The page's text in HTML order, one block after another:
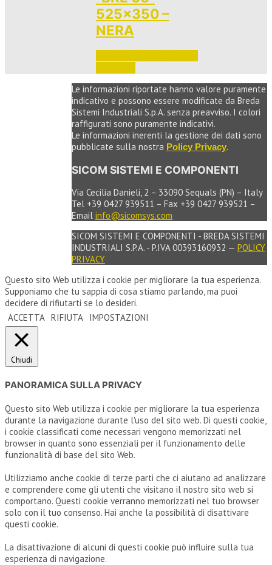
525×350 –
NERA
Le informazioni riportate hanno valore puramente
indicativo e possono essere modificate da Breda
Sistemi Industriali S.p.A. senza preavviso. I colori
raffigurati sono puramente indicativi.
Le informazioni inerenti la gestione dei dati sono
pubblicate sulla nostra Policy Privacy.
SICOM SISTEMI E COMPONENTI
Via Cecilia Danieli, 2 – 33090 Sequals (PN) – Italy
Tel +39 0427 939511 – Fax +39 0427 939521 –
Email info@sicomsys.com
SICOM SISTEMI E COMPONENTI - BREDA SISTEMI
INDUSTRIALI S.P.A. - P.IVA 00393160932 — POLICY
PRIVACY
Questo sito Web utilizza i cookie per migliorare la tua esperienza.
Supponiamo che tu sappia di cosa stiamo parlando, ma puoi
decidere di rifiutarti se lo desideri.
ACCETTA RIFIUTA IMPOSTAZIONI
Chiudi
PANORAMICA SULLA PRIVACY
Questo sito Web utilizza i cookie per migliorare la tua esperienza
durante la navigazione durante l'uso del sito web. Di questi cookie,
i cookie classificati come necessari vengono memorizzati nel
browser in quanto sono essenziali per il funzionamento delle
funzionalità di base del sito Web.
Utilizziamo anche cookie di terze parti che ci aiutano ad analizzare
e comprendere come gli utenti che visitano il nostro sito web si
comportano. Questi cookie verranno memorizzati nel tuo browser
solo con il tuo consenso. Hai anche la possibilità di disattivare
questi cookie.
La disattivazione di alcuni di questi cookie può influire sulla tua
esperienza di navigazione.